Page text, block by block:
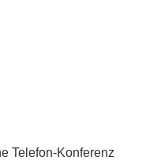
Telefon-Konferenz